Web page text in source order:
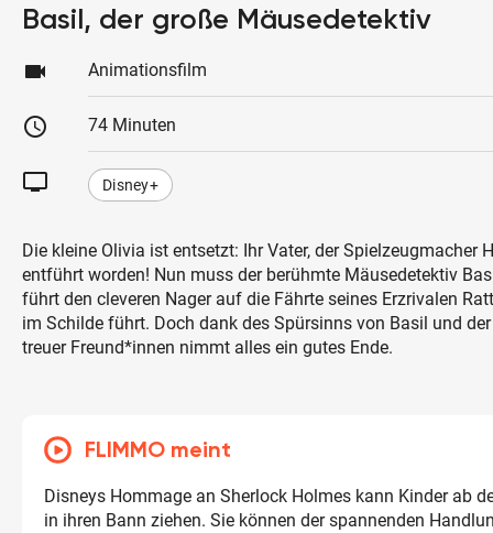
Basil, der große Mäusedetektiv
videocam Animationsfilm
schedule 74 Minuten
tv Disney+
Die kleine Olivia ist entsetzt: Ihr Vater, der Spielzeugmacher
entführt worden! Nun muss der berühmte Mäusedetektiv
führt den cleveren Nager auf die Fährte seines Erzrivalen
im Schilde führt. Doch dank des Spürsinns von Basil und
treuer Freund*innen nimmt alles ein gutes Ende.
FLIMMO meint
Disneys Hommage an Sherlock Holmes kann Kinder ab
in ihren Bann ziehen. Sie können der spannenden